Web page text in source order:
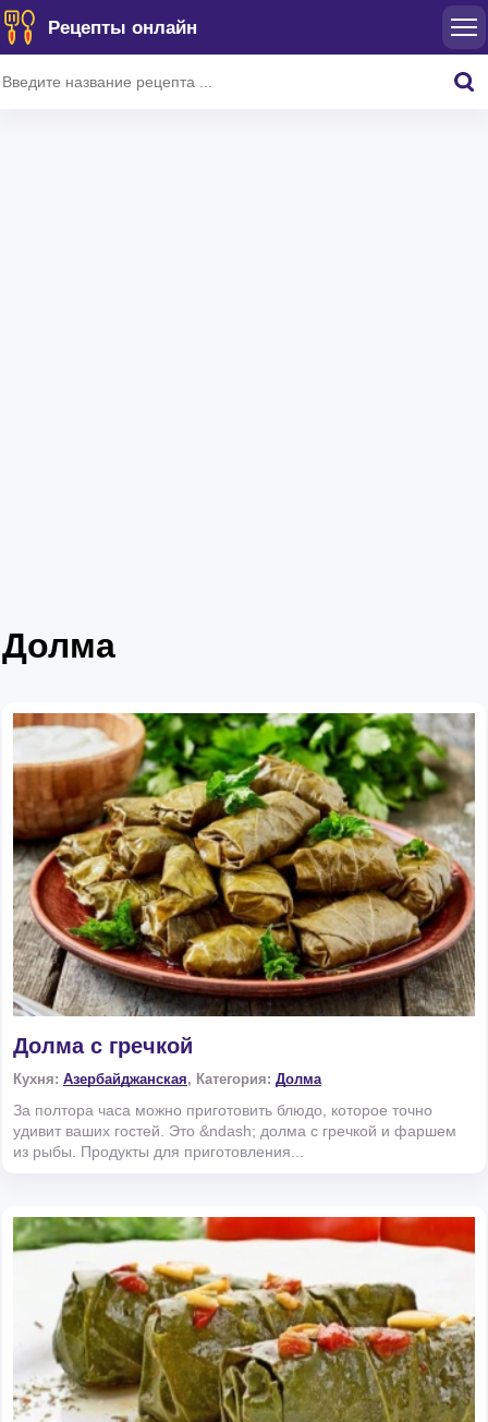
Рецепты онлайн
Долма
Долма с гречкой
Кухня: Азербайджанская, Категория: Долма
За полтора часа можно приготовить блюдо, которое точно
удивит ваших гостей. Это &ndash; долма с гречкой и фаршем
из рыбы. Продукты для приготовления...